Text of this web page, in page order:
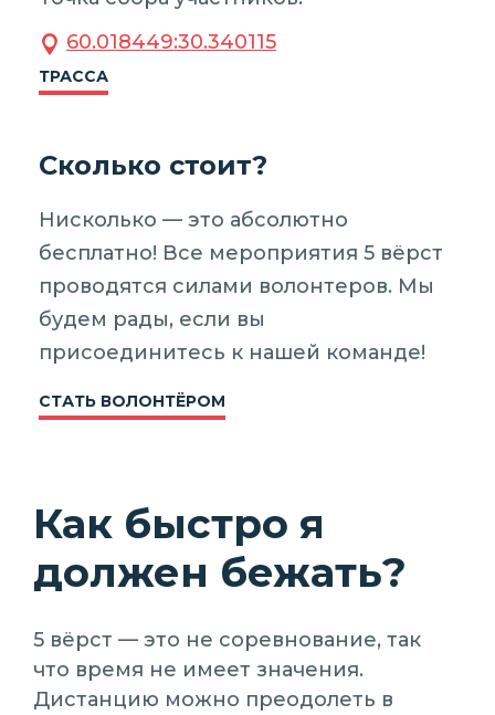
60.018449:30.340115
ТРАССА
Сколько стоит?
Нисколько — это абсолютно
бесплатно! Все мероприятия 5 вёрст
проводятся силами волонтеров. Мы
будем рады, если вы
присоединитесь к нашей команде!
СТАТЬ ВОЛОНТЁРОМ
Как быстро я
должен бежать?
5 вёрст — это не соревнование, так
что время не имеет значения.
Дистанцию можно преодолеть в